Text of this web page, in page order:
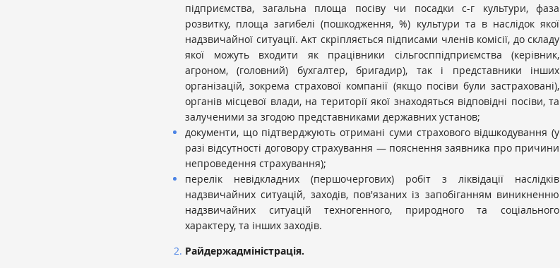
підприємства, загальна площа посіву чи посадки с-г культури, фаза
розвитку, площа загибелі (пошкодження, %) культури та в наслідок якої
надзвичайної ситуації. Акт скріпляється підписами членів комісії, до складу
якої можуть входити як працівники сільгосппідприємства (керівник,
агроном, (головний) бухгалтер, бригадир), так і представники інших
організацій, зокрема страхової компанії (якщо посіви були застраховані),
органів місцевої влади, на території якої знаходяться відповідні посіви, та
залученими за згодою представниками державних установ;
документи, що підтверджують отримані суми страхового відшкодування (у
разі відсутності договору страхування — пояснення заявника про причини
непроведення страхування);
перелік невідкладних (першочергових) робіт з ліквідації наслідків
надзвичайних ситуацій, заходів, пов'язаних із запобіганням виникненню
надзвичайних ситуацій техногенного, природного та соціального
характеру, та інших заходів.
Райдержадміністрація.